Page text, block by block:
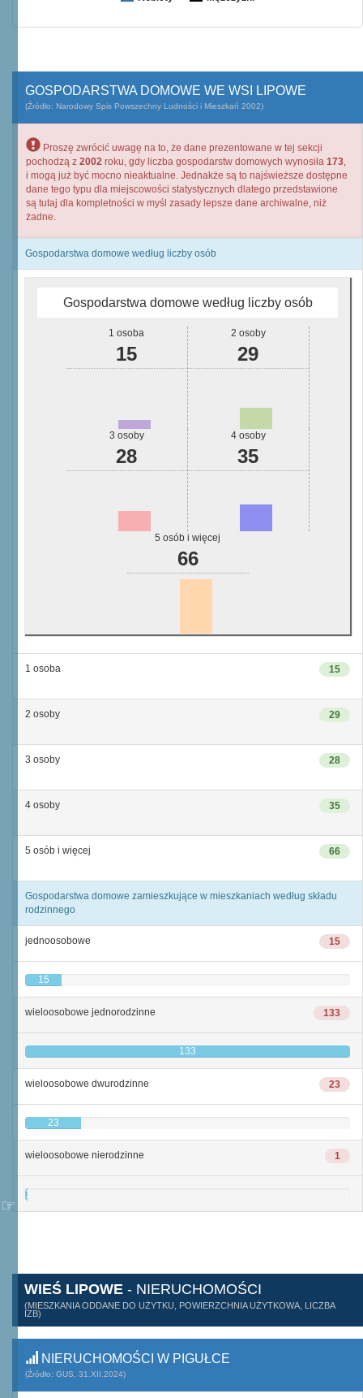
GOSPODARSTWA DOMOWE WE WSI LIPOWE
(Źródło: Narodowy Spis Powszechny Ludności i Mieszkań 2002)
Proszę zwrócić uwagę na to, że dane prezentowane w tej sekcji
pochodzą z 2002 roku, gdy liczba gospodarstw domowych wynosiła 173,
i mogą już być mocno nieaktualne. Jednakże są to najświeższe dostępne
dane tego typu dla miejscowości statystycznych dlatego przedstawione
są tutaj dla kompletności w myśl zasady lepsze dane archiwalne, niż
żadne.
Gospodarstwa domowe według liczby osób
Gospodarstwa domowe według liczby osób
1 osoba
15
2 osoby
29
3 osoby
28
4 osoby
35
5 osób i więcej
66
15
1 osoba
29
2 osoby
28
3 osoby
35
4 osoby
66
5 osób i więcej
Gospodarstwa domowe zamieszkujące w mieszkaniach według składu
rodzinnego
15
jednoosobowe
15
133
wieloosobowe jednorodzinne
133
23
wieloosobowe dwurodzinne
23
1
wieloosobowe nierodzinne
1
WIEŚ LIPOWE - NIERUCHOMOŚCI
(MIESZKANIA ODDANE DO UŻYTKU, POWIERZCHNIA UŻYTKOWA, LICZBA
IZB)
NIERUCHOMOŚCI W PIGUŁCE
(Źródło: GUS, 31.XII.2024)